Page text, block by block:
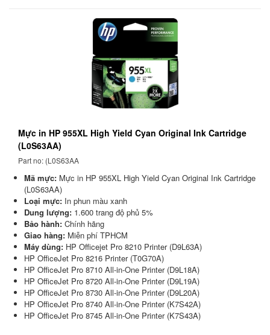
Mực in HP 955XL High Yield Cyan Original Ink Cartridge
(L0S63AA)
Part no: (L0S63AA
Mã mực: Mực in HP 955XL High Yield Cyan Original Ink Cartridge
(L0S63AA)
Loại mực: In phun màu xanh
Dung lượng: 1.600 trang độ phủ 5%
Bảo hành: Chính hãng
Giao hàng: Miễn phí TPHCM
Máy dùng: HP Officejet Pro 8210 Printer (D9L63A)
HP OfficeJet Pro 8216 Printer (T0G70A)
HP OfficeJet Pro 8710 All-in-One Printer (D9L18A)
HP OfficeJet Pro 8720 All-in-One Printer (D9L19A)
HP OfficeJet Pro 8730 All-in-One Printer (D9L20A)
HP OfficeJet Pro 8740 All-in-One Printer (K7S42A)
HP OfficeJet Pro 8745 All-in-One Printer (K7S43A)